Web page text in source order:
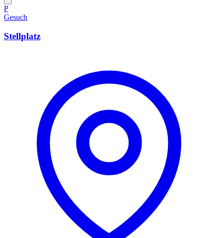
P
Gesuch
Stellplatz